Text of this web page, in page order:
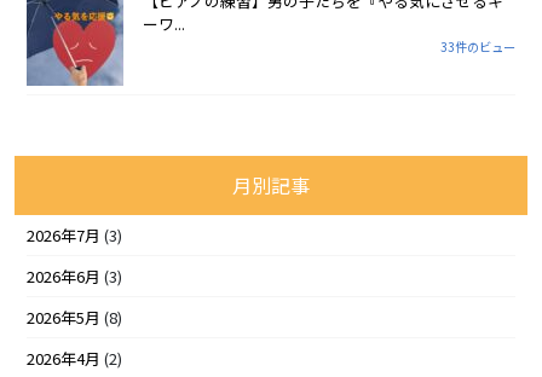
ーワ...
33件のビュー
月別記事
2026年7月 (3)
2026年6月 (3)
2026年5月 (8)
2026年4月 (2)